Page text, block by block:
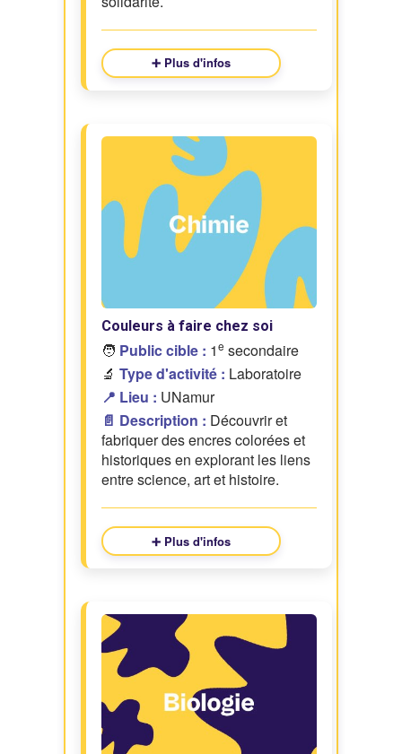
➕ Plus d'infos
Couleurs à faire chez soi
🧑 Public cible : 1e secondaire
🔬 Type d'activité : Laboratoire
📍 Lieu : UNamur
📄 Description : Découvrir et
fabriquer des encres colorées et
historiques en explorant les liens
entre science, art et histoire.
➕ Plus d'infos